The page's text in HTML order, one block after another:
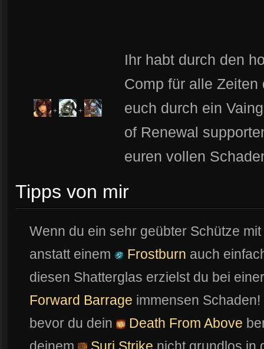
+ +
Ihr habt durch den
Comp für alle
euch durch ein
of Renewal
euren vollen
Tipps von mir
Wenn du ein sehr geübter Schütze mit
anstatt einem
Frostburn auch
diesen Shatterglas erzielst du bei
Forward Barrage immensen
bevor du dein
Death From Above
deinem
Suri Strike nicht grundlos in